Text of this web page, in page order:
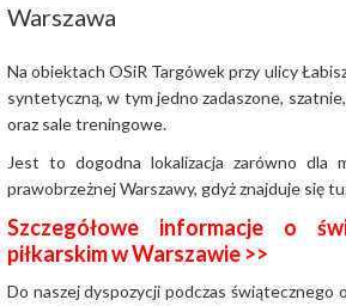
Warszawa
Na obiektach OSiR Targówek przy ulicy
syntetyczną, w tym jedno zadaszone,
oraz sale treningowe.
Jest to dogodna lokalizacja zarówno dla
prawobrzeżnej Warszawy, gdyż znajduje się
Szczegółowe informacje o
piłkarskim w Warszawie >>
Do naszej dyspozycji podczas świątecznego